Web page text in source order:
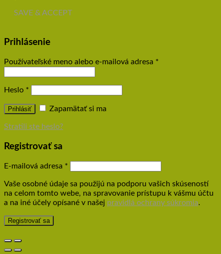
SAVE & ACCEPT
Prihlásenie
Používateľské meno alebo e-mailová adresa *
Heslo *
Prihlásiť Zapamätať si ma
Stratili ste heslo?
Registrovať sa
E-mailová adresa *
Vaše osobné údaje sa použijú na podporu vašich skúseností
na celom tomto webe, na spravovanie prístupu k vášmu účtu
a na iné účely opísané v našej pravidlá ochrany súkromia.
Registrovať sa